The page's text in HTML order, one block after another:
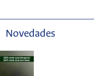
Novedades